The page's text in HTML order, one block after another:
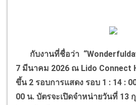
กับงานที่ชื่อว่า
7 มีนาคม 2026 ณ Lido Connect
ขึ้น 2 รอบการแสดง รอบ 1 : 14 :
00 น. บัตรจะเปิดจำหน่ายวันที่ 13